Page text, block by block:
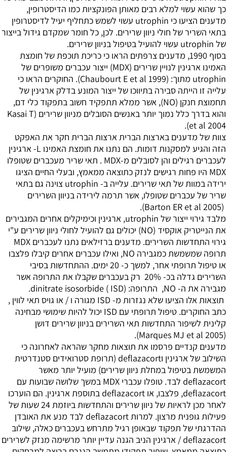
כך שהוא עשוי למלא רבים מאותן הפונקציות כמו הדיסטרופין,
מדענים הציעו כי utrophin עשוי לשמש כתחליף יעיל לדיסטרופין
בתאי השריר של חולי ניוון שרירים. לכן, כל חומר שמקדם גידול בייצור
של utrophin עשוי להועיל בטיפול בניוון שרירים.
בסוף 1990, מדענים צרפתים הראו כי כריכת תוכפת של חומצת
האמינו ארגינין
לנויין שרירים (MDX) ייצור עכברים משופרים של
utrophin מתוך: (Chaubourt E et al 1999). החוקרים הראו כי
עלייה זו הייתה סבירה בתיווכו של ייצור המונע בדלק ארגינין של
תחמוצת חנקן (NO), אשר ממלא תתפקיד חשוב בתפקוד כלי דם,
והוא בדרך כלל נמוך יותר באנשים הסובלים מניוון שרירים (Kasai T
et al 2004).
צוות של מדענים בארצות הברית ארצות הברית חקר את האפקט
הזה והגיע למסקנות דומות. הם נתנו את חומצת האמינו L- ארגינין
לעכברים רגילים והן לסובלים מ-MDX . תאי שריר מעכברים שטופלו
MDX היו פחות רגישים לנזק כתוצאה ממאמץ, ובעלי החיים הציגו
ירידה במוות של תאי שרירים. עלייה ב- utrophin צוינה גם בתאי
שריר של עכברים שטופלו, אשר תרמה לירידה בניוון השרירים
(Barton ER et al 2005).
מלבד גירוי ייצור של utrophin, ארגינין וכימיקלים אחרים המגבירים
את הנייטריק אוקסיד (NO) יכולים גם להועיל לחולי ניוון שרירים ע"י
גירוי התחדשות השרירים. מדענים ברזילאים נתנו לעכברים MDX
תרופה שמשמשת כמגבירה NO, ואילו עכברים אחרים קיבלו פלצבו
או טיפול תרופתי אחר, למשך כ- 20 ימים. ההתחדשות בסיבי
השרירים גדלה בכ- 20% רק בעכברים שקבלו את התרופה אשר
מגבירה את ה- NO, התרופה: (dinitrate isosorbide ( ISD.
תוצאות אלו הציעו שלא נגזרות מ- ISD מגורה ו / או גויס תאי לווין ,
כתב החוקרים. טיפול תרופתי עם ISD יכול להיות שימושי מבחינה
קלינית לשיפור התחדשות תאי השרירים בניוון שרירים דושן
(Marques MJ et al 2005).
מדענים קנדיים פרסמו את תוצאות מחקר שהראה לאחרונה כי
השילוב של ארגינין וdeflazacort (תרופת סטרואידים סטנדרטית
המשמשת בטיפול במחלת ניוון שרירים) מועיל יותר מאשר
deflazacort לבד. טופלו עכברי MDX במשך שלושה שבועות עם
deflazacort, פלצבו, או deflazacort בתוספת ארגינין. הם הוערכו
לאחר מכן לראיות של ניוון שרירים והתחדשות ביוזמת 24 שעות של
פעילות גופנית מרצון. למרות deflazacort לבד מנע את האובדן
ההדרגתי של תפקוד שבאופן רגיל מתרחש בעכברים כאלה, שילוב
deflazacort / ארגינין הניב הגנה עדיין יותר מרשימה מנזק לשרירים